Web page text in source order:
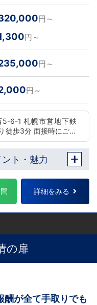
円～
円～
円～
円～
6-1 札幌市営地下鉄
接時にご希
配属店舗を決定いた
についても希望を考慮
黄金町駅、日ノ出町駅
伊勢佐木長者町駅 ・
ト・魅力
詳細をみる
の扉
酬が全て手取りでも